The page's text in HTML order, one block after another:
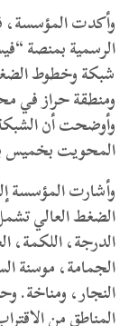
وأكدت المؤسسة،
الرسمية بمنصة
شبكة وخطوط
ومنطقة حراز في
وأوضحت أن
المحويت بخميس
وأشارت المؤسسة
الضغط العالي
الدرجة، اللكمة،
الجمامة، موسنة
النجار، ومناخة.
المناطق من